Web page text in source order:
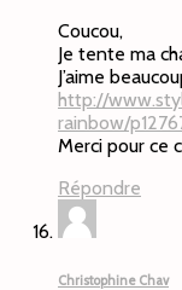
Coucou,
Je tente ma
J’aime
http://
rainbow/
Merci pour ce
Répondre
Christophine Chav